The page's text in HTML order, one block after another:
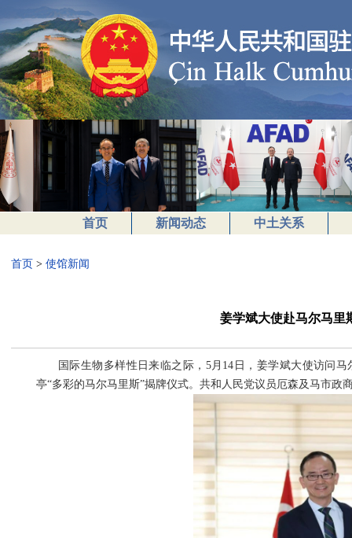
首页 新闻动态 中土关系
首页 > 使馆新闻
姜学斌大使赴马尔马里
国际生物多样性日来临之际，5月14日，姜学斌大使访问马
亭“多彩的马尔马里斯”揭牌仪式。共和人民党议员厄森及马市政